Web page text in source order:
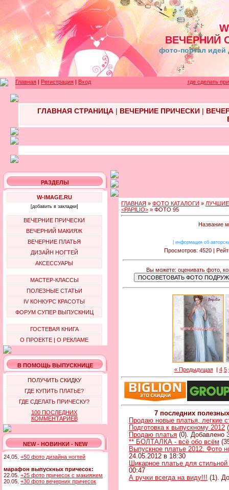
ВЕЧЕРНИЙ
фото-портал идей
Главная | Регистрация | Вход где сделать
ГЛАВНАЯ СТРАНИЦА| ВЕЧЕРНИЕ ПРИЧЕСКИ|
РАЗДЕЛЫ
W-IMAGE.RU
[добавить в закладки]
ВЕЧЕРНИЕ ПРИЧЕСКИ
ВЕЧЕРНИЙ МАКИЯЖ
ВЕЧЕРНИЕ ПЛАТЬЯ
ДИЗАЙН НОГТЕЙ
АКСЕССУАРЫ
МАСТЕР-КЛАССЫ
ПОЛЕЗНЫЕ СТАТЬИ
IV КОНКУРС КРАСОТЫ
ФОРУМ СУПЕР ВЫПУСКНИЦ
ГОСТЕВАЯ КНИГА
О ПРОЕКТЕ | О РЕКЛАМЕ
В ПОМОЩЬ ВЫПУСКНИЦЕ
ПОЛУЧИТЬ СКИДКУ
ГДЕ КУПИТЬ ПЛАТЬЕ?
ГДЕ СДЕЛАТЬ ПРИЧЕСКУ?
100 ПОСЛЕДНИХ
КОММЕНТАРИЕВ
NEW - НОВИНКИ - NEW
24.05. +50 фото дизайна ногтей
марафон выпускных причесок:
22.05. +25 фото причесок с макияжем
20.05. +30 фото вечерних причесок
ГЛАВНАЯ » ФОТО КАТАЛОГИ »
<PAPILIO> » ФОТО 95
Название
информация об
Просмотров: 4520 |
Вы можете: оценивать фото,
« Предыдущая| 4 5
7 последних
Продаю новые платья, легкие
Подготовка к выпускному 2012
Продаю платья (0). Добавлено
** БОЛТАЛКА - всё обо всём
Выпускное платье 2012. Фото
24.05.2012 в 18:30
Шикарное платье для
00:47
А ручки всегда на виду!!! (1).